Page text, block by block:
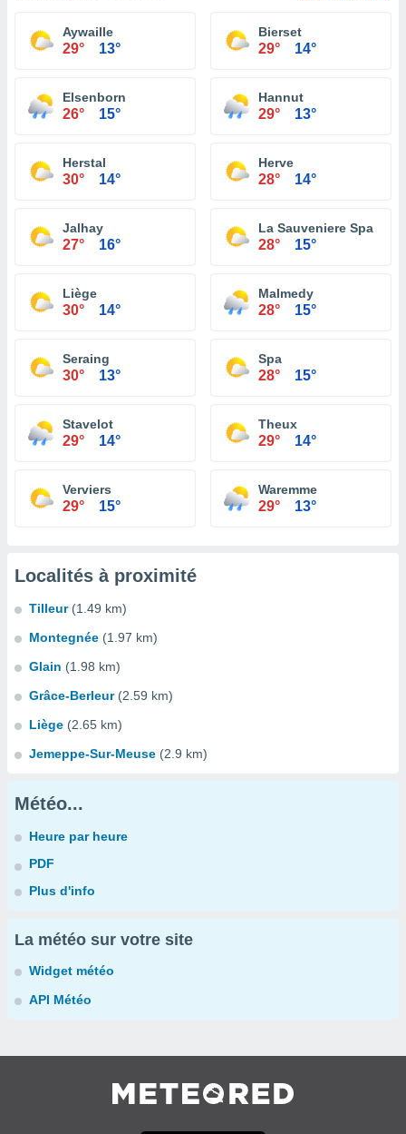
Aywaille
29° 13°
Bierset
29° 14°
Elsenborn
26° 15°
Hannut
29° 13°
Herstal
30° 14°
Herve
28° 14°
Jalhay
27° 16°
La Sauveniere Spa
28° 15°
Liège
30° 14°
Malmedy
28° 15°
Seraing
30° 13°
Spa
28° 15°
Stavelot
29° 14°
Theux
29° 14°
Verviers
29° 15°
Waremme
29° 13°
Localités à proximité
Tilleur (1.49 km)
Montegnée (1.97 km)
Glain (1.98 km)
Grâce-Berleur (2.59 km)
Liège (2.65 km)
Jemeppe-Sur-Meuse (2.9 km)
Météo...
Heure par heure
PDF
Plus d'info
La météo sur votre site
Widget météo
API Météo